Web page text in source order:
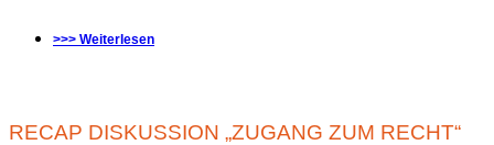
>>> Weiterlesen
RECAP DISKUSSION „ZUGANG ZUM RECHT“